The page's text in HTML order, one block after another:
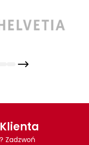
Zadzwoń